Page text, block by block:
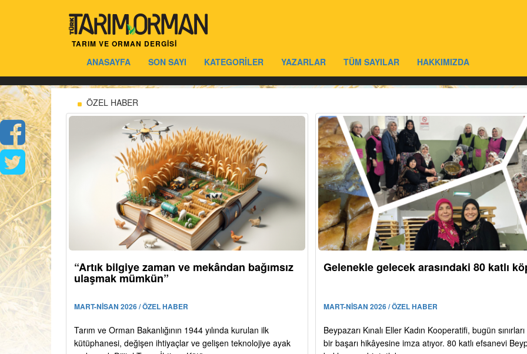
TARIM VE ORMAN DERGİSİ
ANASAYFA SON SAYI KATEGORİLER YAZARLAR TÜM SAYILAR HAKKIMIZDA
ÖZEL HABER
“Artık bilgiye zaman ve mekândan bağımsız
ulaşmak mümkün”
MART-NİSAN 2026 / ÖZEL HABER
Tarım ve Orman Bakanlığının 1944 yılında kurulan ilk
kütüphanesi, değişen ihtiyaçlar ve gelişen teknolojiye ayak
Gelenekle gelecek arasındaki 80 katlı
MART-NİSAN 2026 / ÖZEL HABER
Beypazarı Kınalı Eller Kadın Kooperatifi, bugün
bir başarı hikâyesine imza atıyor. 80 katlı efsanevi